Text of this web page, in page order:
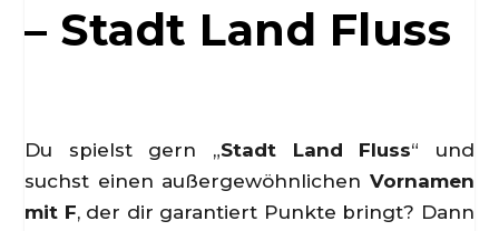
– Stadt Land Fluss
Du spielst gern „Stadt Land Fluss“ und
suchst einen außergewöhnlichen Vornamen
mit F, der dir garantiert Punkte bringt? Dann